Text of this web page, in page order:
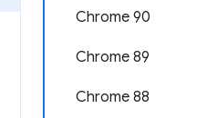
Chrome 90
Chrome 89
Chrome 88